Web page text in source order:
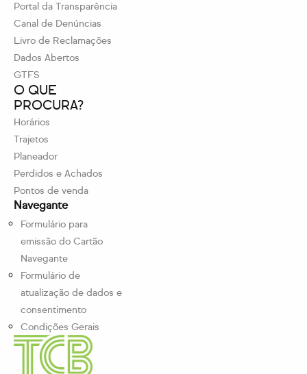
O QUE
PROCURA?
Horários
Trajetos
Planeador
Perdidos e Achados
Pontos de venda
Navegante
Formulário para
emissão do Cartão
Navegante
Formulário de
atualização de dados e
consentimento
Condições Gerais
Portal da Transparência
Canal de Denúncias
Livro de Reclamações
Dados Abertos
GTFS